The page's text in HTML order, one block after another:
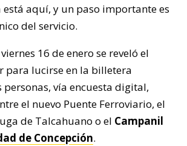
está aquí, y un paso importante es
del servicio.
16 de enero se reveló el
para lucirse en la billetera
personas, vía encuesta digital,
el nuevo Puente Ferroviario, el
de Talcahuano o el Campanil
de Concepción.